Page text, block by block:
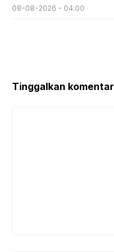
08-08-2026 - 04.00
Tinggalkan komentar